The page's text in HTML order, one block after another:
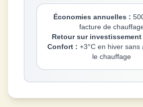
Économies annuelles :
facture de
Retour sur investissement
Confort : +3°C en hiver sans
le chauffage